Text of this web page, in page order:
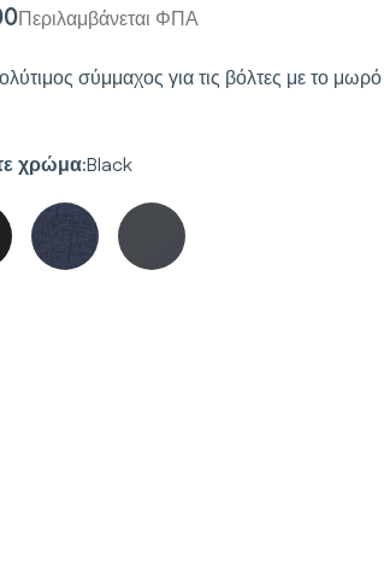
πραγματικότητα
γκαλερί
Περιλαμβάνεται ΦΠΑ
σύμμαχος για τις βόλτες με το
χρώμα:Black